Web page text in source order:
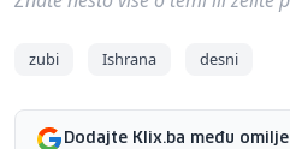
zubi Ishrana desni
Dodajte Klix.ba među